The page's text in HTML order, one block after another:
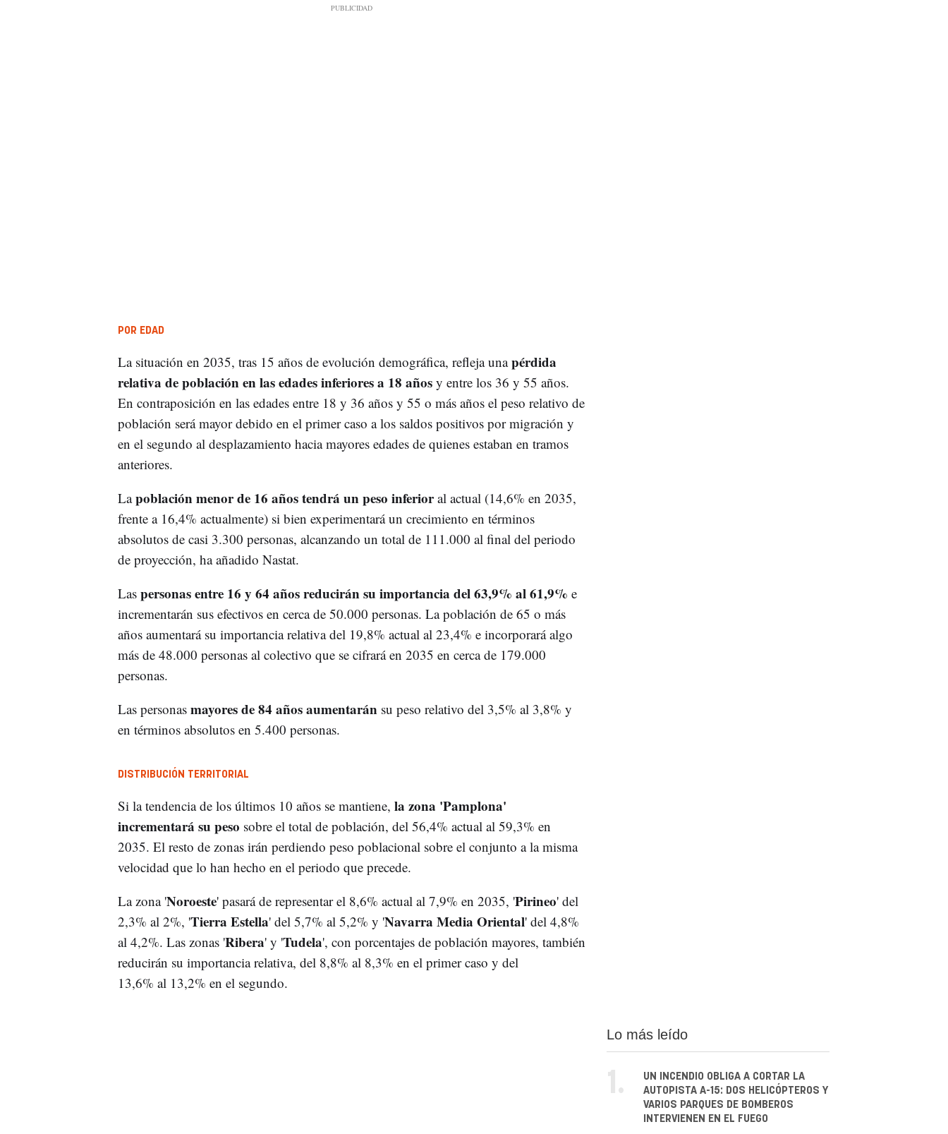
POR EDAD
La situación en 2035, tras 15 años de evolución demográfica, refleja unapérdida
relativa de población en las edades inferiores a 18 años y entre los 36 y 55 años.
En contraposición en las edades entre 18 y 36 años y 55 o más años el peso relativo de
población será mayor debido en el primer caso a los saldos positivos por migración y
en el segundo al desplazamiento hacia mayores edades de quienes estaban en tramos
anteriores.
Lapoblación menor de 16 años tendrá un peso inferioral actual (14,6% en 2035,
frente a 16,4% actualmente) si bien experimentará un crecimiento en términos
absolutos de casi 3.300 personas, alcanzando un total de 111.000 al final del periodo
de proyección, ha añadido Nastat.
Laspersonas entre 16 y 64 años reducirán su importancia del 63,9% al 61,9% e
incrementarán sus efectivos en cerca de 50.000 personas. La población de 65 o más
años aumentará su importancia relativa del 19,8% actual al 23,4% e incorporará algo
más de 48.000 personas al colectivo que se cifrará en 2035 en cerca de 179.000
personas.
Las personasmayores de 84 años aumentarán su peso relativo del 3,5% al 3,8% y
en términos absolutos en 5.400 personas.
DISTRIBUCIÓN TERRITORIAL
Si la tendencia de los últimos 10 años se mantiene, la zona 'Pamplona'
incrementará su peso sobre el total de población, del 56,4% actual al 59,3% en
2035. El resto de zonas irán perdiendo peso poblacional sobre el conjunto a la misma
velocidad que lo han hecho en el periodo que precede.
La zona 'Noroeste' pasará de representar el 8,6% actual al 7,9% en 2035, 'Pirineo' del
2,3% al 2%, 'Tierra Estella' del 5,7% al 5,2% y 'Navarra Media Oriental' del 4,8%
al 4,2%. Las zonas 'Ribera' y 'Tudela', con porcentajes de población mayores, también
reducirán su importancia relativa, del 8,8% al 8,3% en el primer caso y del
13,6% al 13,2% en el segundo.
Lo más leído
1.
UN INCENDIO OBLIGA A CORTAR LA
AUTOPISTA A-15: DOS HELICÓPTEROS Y
VARIOS PARQUES DE BOMBEROS
INTERVIENEN EN EL FUEGO